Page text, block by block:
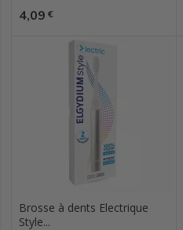
Prix
4,09 €
Brosse à dents Electrique
Style...